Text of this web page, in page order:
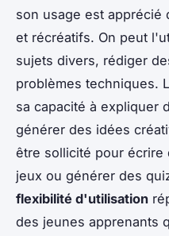
son usage est apprécié
et récréatifs. On peut
sujets divers, rédiger
problèmes techniques.
sa capacité à expliquer
générer des idées
être sollicité pour écrire
jeux ou générer des
flexibilité d'utilisation
des jeunes apprenants